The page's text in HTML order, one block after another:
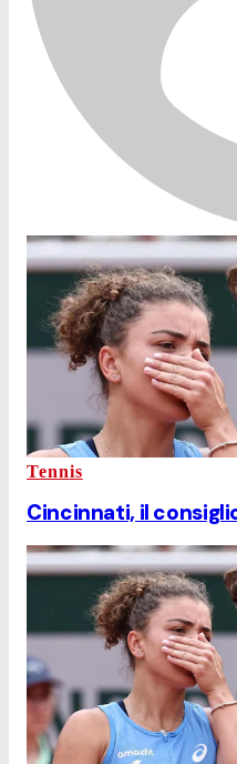
Tennis
Cincinnati, il